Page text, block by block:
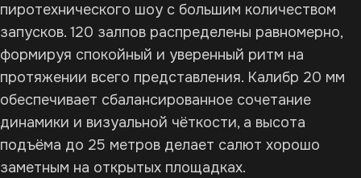
пиротехнического шоу с большим количеством
запусков. 120 залпов распределены равномерно,
формируя спокойный и уверенный ритм на
протяжении всего представления. Калибр 20 мм
обеспечивает сбалансированное сочетание
динамики и визуальной чёткости, а высота
подъёма до 25 метров делает салют хорошо
заметным на открытых площадках.